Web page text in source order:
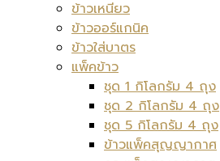
ข้าวเหนียว
ข้าวออร์แกนิค
ข้าวใส่บาตร
แพ็คข้าว
ชุด 1 กิโลกรัม 4 ถุง
ชุด 2 กิโลกรัม 4 ถุง
ชุด 5 กิโลกรัม 4 ถุง
ข้าวแพ็คสุญญากาศ